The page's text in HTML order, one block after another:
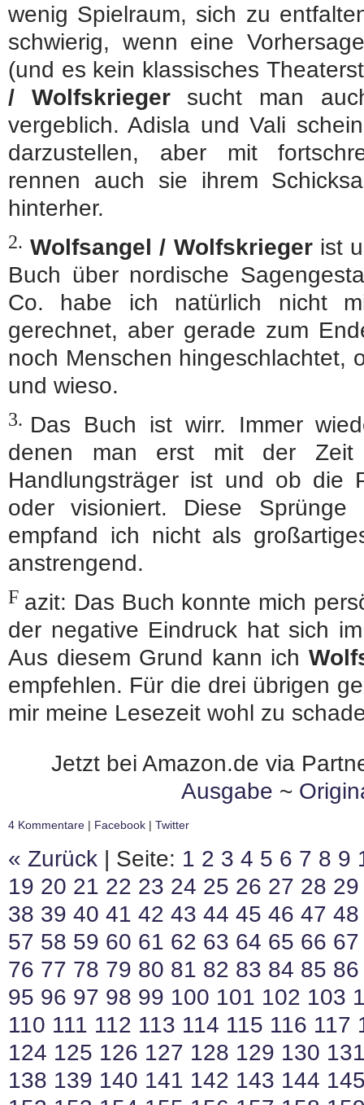
wenig Spielraum, sich zu
schwierig, wenn eine
(und es kein klassisches
/ Wolfskriegersucht man
vergeblich. Adisla und Vali
darzustellen, aber mit
rennen auch sie ihrem
hinterher.
2. Wolfsangel / Wolfskriegerist
Buch über nordische
Co. habe ich natürlich nicht
gerechnet, aber gerade zum
noch Menschen hingeschlachtet,
und wieso.
3. Das Buch ist wirr. Immer
denen man erst mit der Zeit
Handlungsträger ist und ob die
oder visioniert. Diese Sprünge
empfand ich nicht als
anstrengend.
F azit: Das Buch konnte mich
der negative Eindruck hat sich
Aus diesem Grund kann ich
empfehlen. Für die drei übrigen
mir meine Lesezeit wohl zu
Jetzt bei Amazon.de via
Ausgabe ~
4 Kommentare | Facebook | Twitter
« Zurück | Seite: 1 2 3 4 5 6 7 8 9
19 20 21 22 23 24 25 26 27 28 29
38 39 40 41 42 43 44 45 46 47 48
57 58 59 60 61 62 63 64 65 66 67
76 77 78 79 80 81 82 83 84 85 86
95 96 97 98 99 100 101 102 103
110 111 112 113 114 115 116 117
124 125 126 127 128 129 130
138 139 140 141 142 143 144